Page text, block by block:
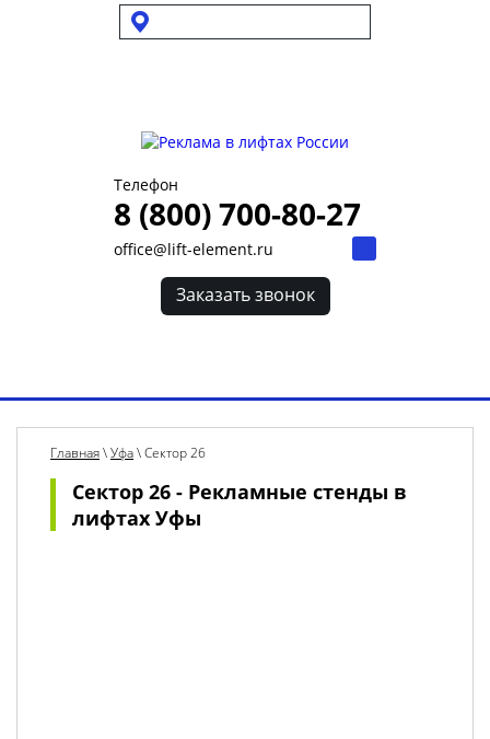
Телефон
8 (800) 700-80-27
office@lift-element.ru
Заказать звонок
Главная\Уфа\Сектор 26
Сектор 26 - Рекламные стенды в
лифтах Уфы